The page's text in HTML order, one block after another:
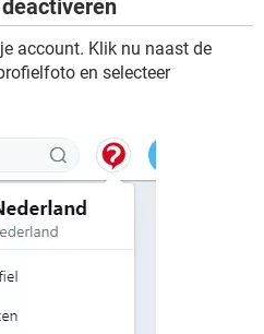
account. Klik nu naast de
en selecteer